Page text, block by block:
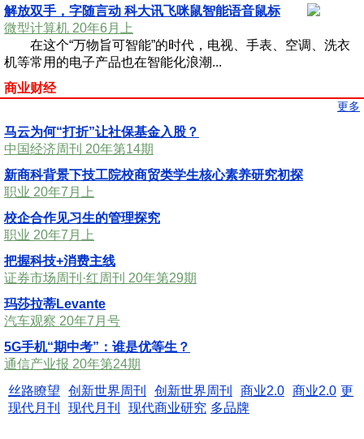
解放双手，字随言动 科大讯飞咪鼠智能语音鼠标
微型计算机 20年6月上
在这个“万物旨可智能”的时代，电视、手表、空调、洗衣
机等常用的电子产品也在智能化浪潮...
商业财经
更多
马云为何“打折”让社保基金入股？
中国经济周刊 20年第14期
新商科背景下技工院校商贸类学生核心素养研究初探
职业 20年7月上
校企合作见习生的管理探究
职业 20年7月上
把握科技+消费主线
证券市场周刊·红周刊 20年第29期
玛莎拉蒂Levante
汽车观察 20年7月号
5G手机“期中考”：谁是优等生？
通信产业报 20年第24期
丝路瞭望
创新世界周刊 创新世界周刊 商业2.0 商业2.0
现代月刊
现代月刊 现代商业研究
更
多品牌